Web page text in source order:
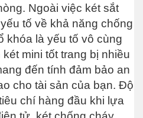
Ngoài việc két sắt
tố về khả năng chống
khóa là yếu tố vô cùng
mini tốt trang bị nhiều
đến tính đảm bảo an
cho tài sản của bạn. Độ
chí hàng đầu khi lựa